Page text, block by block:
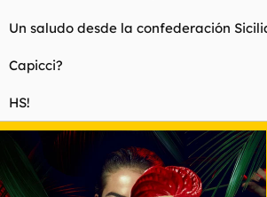
Un saludo desde la confederación
Capicci?
HS!